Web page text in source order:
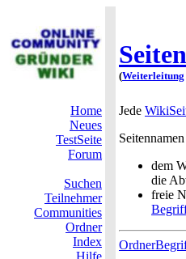
(Weiterleitung
Home
Neues
TestSeite
Forum
Suchen
Teilnehmer
Communities
Ordner
Index
Hilfe
Jede
dem
die
freie